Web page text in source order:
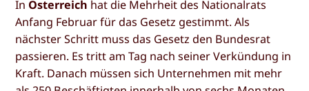
In Österreich hat die Mehrheit des Nationalrats
Anfang Februar für das Gesetz gestimmt. Als
nächster Schritt muss das Gesetz den Bundesrat
passieren. Es tritt am Tag nach seiner Verkündung in
Kraft. Danach müssen sich Unternehmen mit mehr